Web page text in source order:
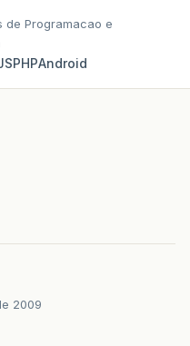
de Programacao e
PHPAndroid
2009